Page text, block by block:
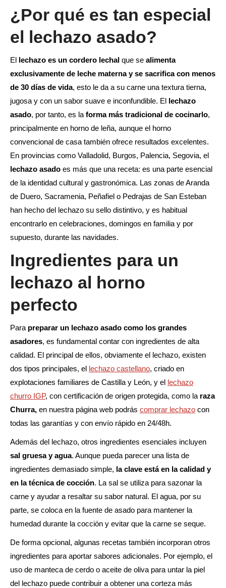
¿Por qué es tan especial
el lechazo asado?
El lechazo es un cordero lechal que se alimenta
exclusivamente de leche materna y se sacrifica con menos
de 30 días de vida, esto le da a su carne una textura tierna,
jugosa y con un sabor suave e inconfundible. El lechazo
asado, por tanto, es la forma más tradicional de cocinarlo,
principalmente en horno de leña, aunque el horno
convencional de casa también ofrece resultados excelentes.
En provincias como Valladolid, Burgos, Palencia, Segovia, el
lechazo asado es más que una receta: es una parte esencial
de la identidad cultural y gastronómica. Las zonas de Aranda
de Duero, Sacramenia, Peñafiel o Pedrajas de San Esteban
han hecho del lechazo su sello distintivo, y es habitual
encontrarlo en celebraciones, domingos en familia y por
supuesto, durante las navidades.
Ingredientes para un
lechazo al horno
perfecto
Para preparar un lechazo asado como los grandes
asadores, es fundamental contar con ingredientes de alta
calidad. El principal de ellos, obviamente el lechazo, existen
dos tipos principales, el lechazo castellano, criado en
explotaciones familiares de Castilla y León, y el lechazo
churro IGP, con certificación de origen protegida, como la raza
Churra, en nuestra página web podrás comprar lechazo con
todas las garantías y con envío rápido en 24/48h.
Además del lechazo, otros ingredientes esenciales incluyen
sal gruesa y agua. Aunque pueda parecer una lista de
ingredientes demasiado simple, la clave está en la calidad y
en la técnica de cocción. La sal se utiliza para sazonar la
carne y ayudar a resaltar su sabor natural. El agua, por su
parte, se coloca en la fuente de asado para mantener la
humedad durante la cocción y evitar que la carne se seque.
De forma opcional, algunas recetas también incorporan otros
ingredientes para aportar sabores adicionales. Por ejemplo, el
uso de manteca de cerdo o aceite de oliva para untar la piel
del lechazo puede contribuir a obtener una corteza más